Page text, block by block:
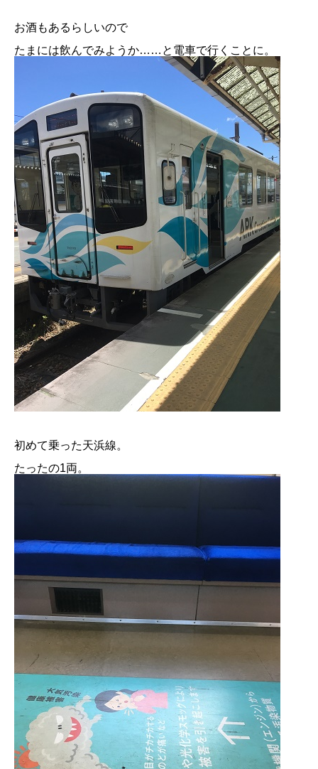
お酒もあるらしいので
たまには飲んでみようか……と電車で行くことに。
初めて乗った天浜線。
たったの1両。